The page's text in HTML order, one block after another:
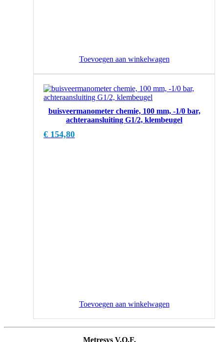
Toevoegen aan winkelwagen
buisveermanometer chemie, 100 mm, -1/0 bar,
achteraansluiting G1/2, klembeugel
€ 154,80
Toevoegen aan winkelwagen
Metresys V.O.F.